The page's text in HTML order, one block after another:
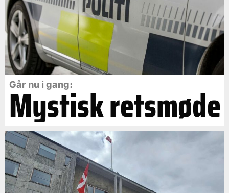
Går nu i gang:
Mystisk retsmøde